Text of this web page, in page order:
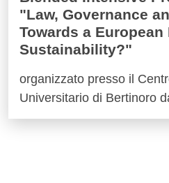
"Law, Governance
Towards a European
Sustainability?"
organizzato presso il
Universitario di Bertinoro